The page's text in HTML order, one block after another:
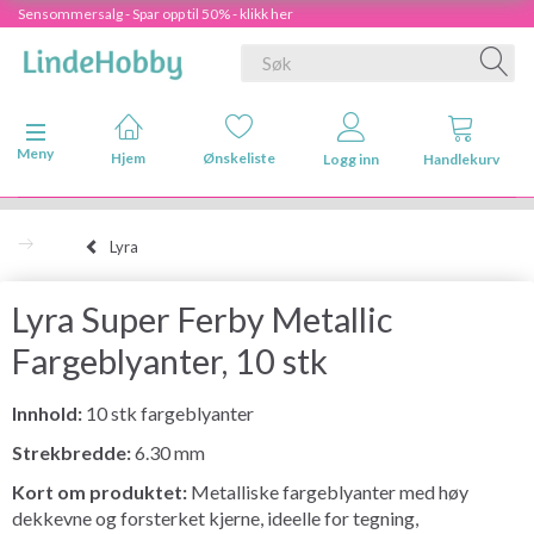
Sensommersalg - Spar opp til 50% - klikk her
Veksle navigasjon
Meny
Hjem Ønskeliste Logg inn Handlekurv
Lyra
Lyra Super Ferby Metallic
Fargeblyanter, 10 stk
Innhold: 10 stk fargeblyanter
Strekbredde:6.30 mm
Kort om produktet: Metalliske fargeblyanter med høy
dekkevne og forsterket kjerne, ideelle for tegning,